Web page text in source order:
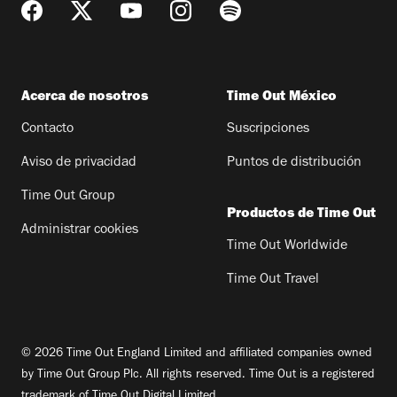
Acerca de nosotros
Contacto
Aviso de privacidad
Time Out Group
Administrar cookies
Time Out México
Suscripciones
Puntos de distribución
Productos de Time Out
Time Out Worldwide
Time Out Travel
© 2026 Time Out England Limited and affiliated companies owned
by Time Out Group Plc. All rights reserved. Time Out is a registered